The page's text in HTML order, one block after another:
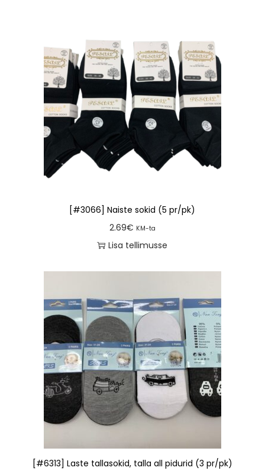
[#3066] Naiste sokid (5 pr/pk)
2.69€ KM-ta
Lisa tellimusse
[#6313] Laste tallasokid, talla all pidurid (3 pr/pk)